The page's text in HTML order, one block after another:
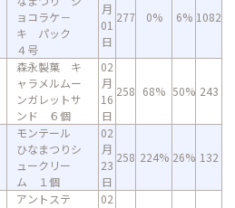
ョコラケ－
キ パック
４号
月
01
日
277 0% 6% 1082
森永製菓 キ
ャラメルムー
ンガレットサ
ンド ６個
02
月
16
日
258 68% 50% 243
モンテール
ひなまつりシ
ュークリー
ム １個
02
月
23
日
258 224% 26% 132
アントステ
02